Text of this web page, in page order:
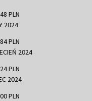
PLN
2024
PLN
2024
PLN
2024
PLN